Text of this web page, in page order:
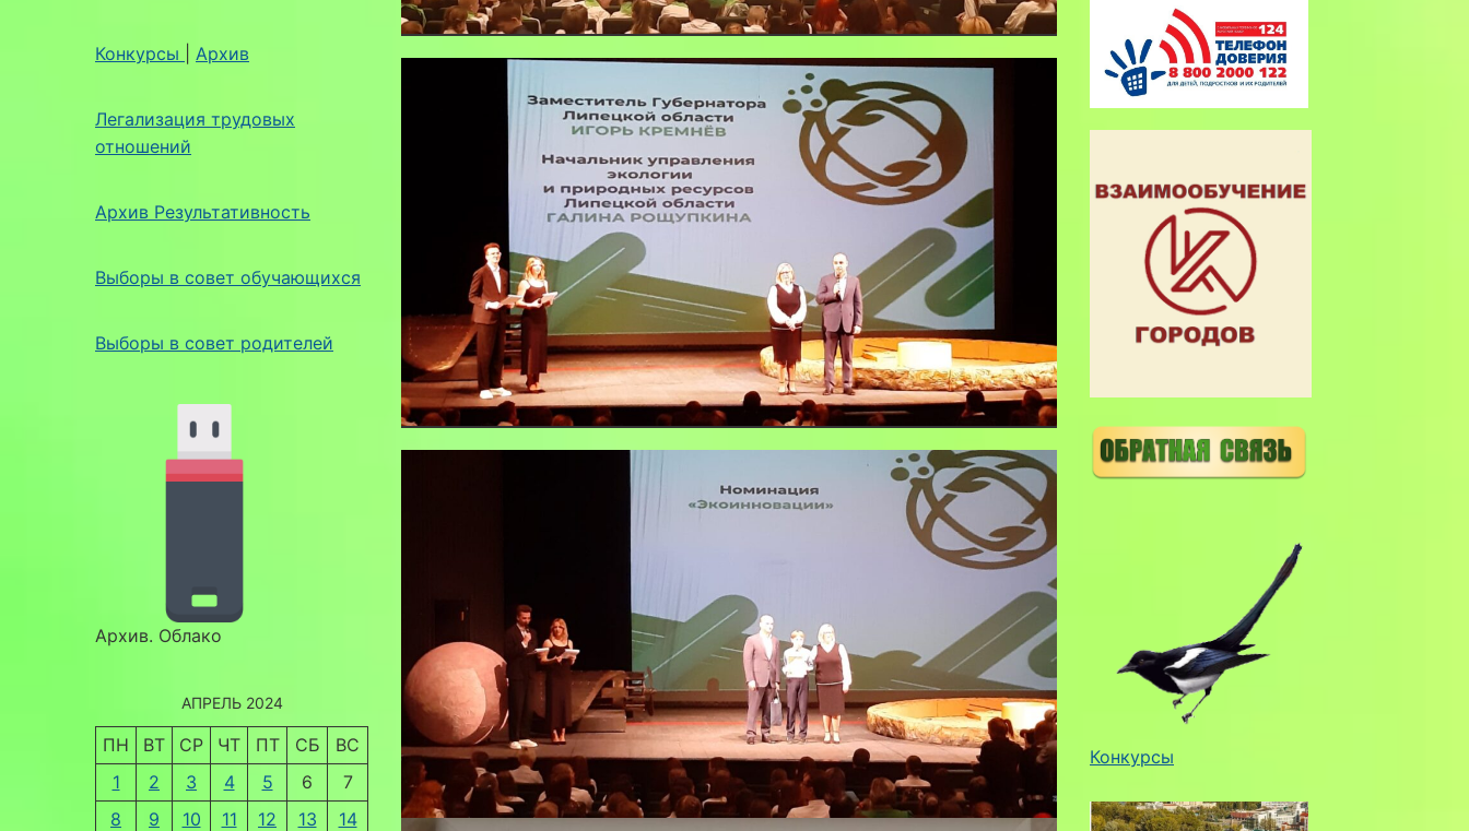
Конкурсы Архив
Легализация трудовых
отношений
Архив Результативность
Выборы в совет обучающихся
Выборы в совет родителей
Архив. Облако
АПРЕЛЬ 2024
ПН ВТ СР ЧТ ПТ СБ
ВС
1
2 3 4 5 6
7
8
9 10 11 12 13
14
Конкурсы